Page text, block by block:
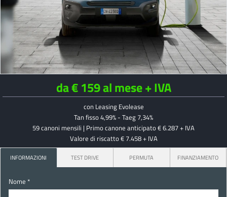
da € 159 al mese + IVA
con Leasing Evolease
Tan fisso 4,99% - Taeg 7,34%
59 canoni mensili | Primo canone anticipato € 6.287 + IVA
Valore di riscatto € 7.458 + IVA
INFORMAZIONI TEST DRIVE PERMUTA FINANZIAMENTO
Nome *